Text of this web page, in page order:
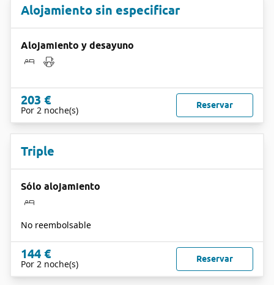
Alojamiento sin especificar
Alojamiento y desayuno
203 €
Por 2 noche(s) Reservar
Triple
Sólo alojamiento
No reembolsable
144 €
Por 2 noche(s) Reservar